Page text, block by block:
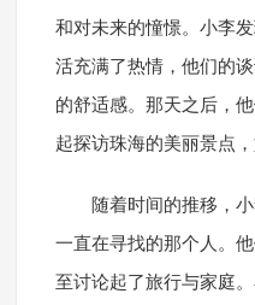
和对未来的憧憬。小李
活充满了热情，他们的
的舒适感。那天之后，
起探访珠海的美丽景点
随着时间的推移，
一直在寻找的那个人。
至讨论起了旅行与家庭